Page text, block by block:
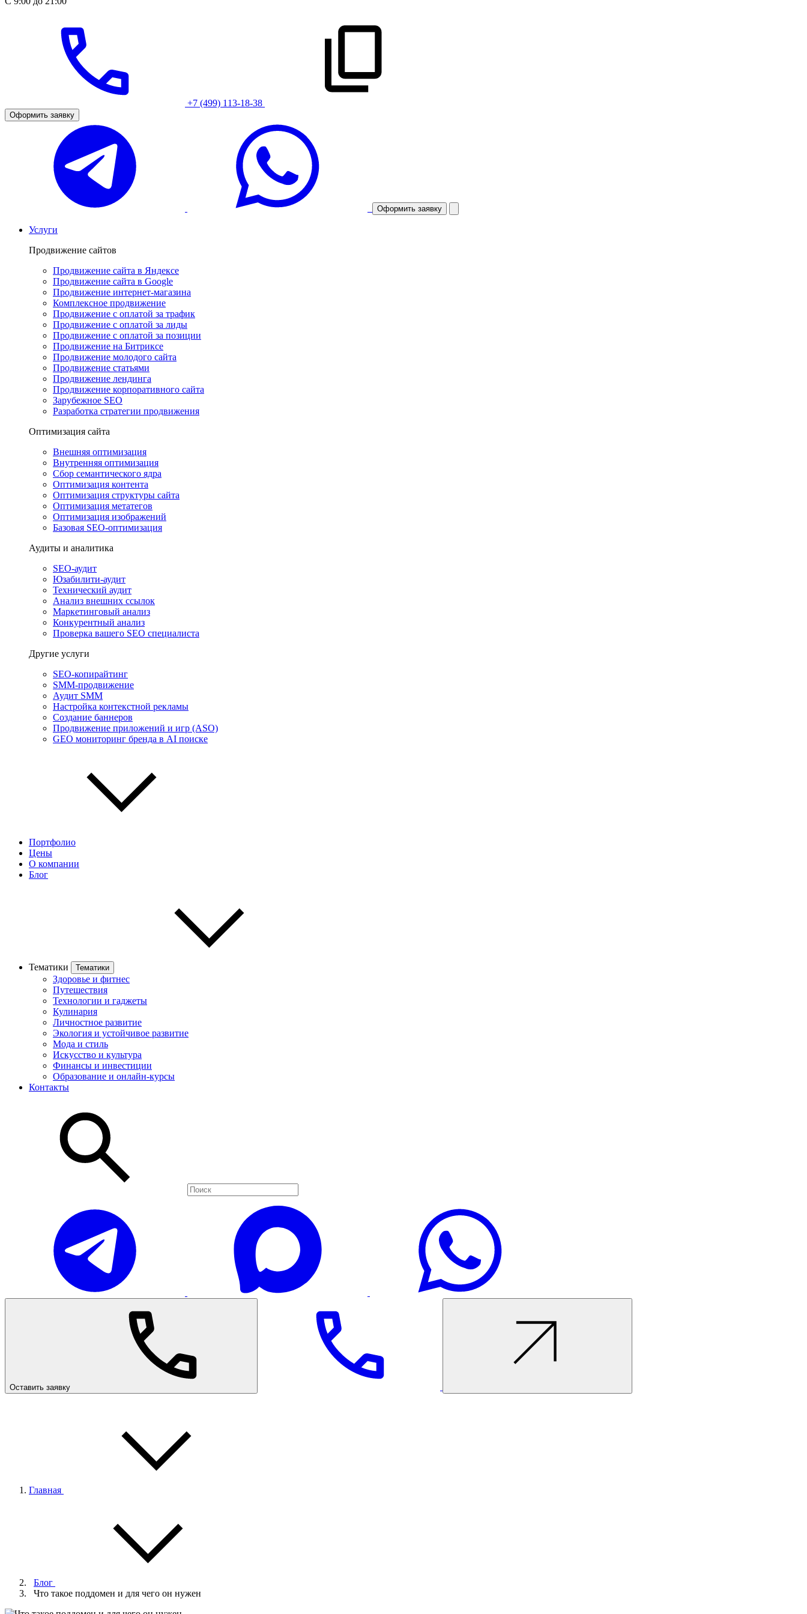
+7 (499) 113-18-38
Оформить заявку
Оформить заявку
Услуги
Продвижение сайтов
Продвижение сайта в Яндексе
Продвижение сайта в Google
Продвижение интернет-магазина
Комплексное продвижение
Продвижение с оплатой за трафик
Продвижение с оплатой за лиды
Продвижение с оплатой за позиции
Продвижение на Битриксе
Продвижение молодого сайта
Продвижение статьями
Продвижение лендинга
Продвижение корпоративного сайта
Зарубежное SEO
Разработка стратегии продвижения
Оптимизация сайта
Внешняя оптимизация
Внутренняя оптимизация
Сбор семантического ядра
Оптимизация контента
Оптимизация структуры сайта
Оптимизация метатегов
Оптимизация изображений
Базовая SEO-оптимизация
Аудиты и аналитика
SEO-аудит
Юзабилити-аудит
Технический аудит
Анализ внешних ссылок
Маркетинговый анализ
Конкурентный анализ
Проверка вашего SEO специалиста
Другие услуги
SEO-копирайтинг
SMM-продвижение
Аудит SMM
Настройка контекстной рекламы
Создание баннеров
Продвижение приложений и игр (ASO)
GEO мониторинг бренда в AI поиске
Портфолио
Цены
О компании
Блог
Тематики Тематики
Здоровье и фитнес
Путешествия
Технологии и гаджеты
Кулинария
Личностное развитие
Экология и устойчивое развитие
Мода и стиль
Искусство и культура
Финансы и инвестиции
Образование и онлайн-курсы
Контакты
Оставить заявку
Главная
Блог
Что такое поддомен и для чего он нужен